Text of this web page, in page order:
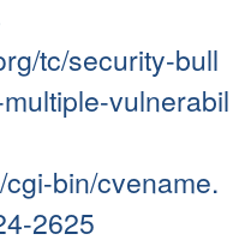
tc/security-bull
vulnerabil
bin/cvename.
2625